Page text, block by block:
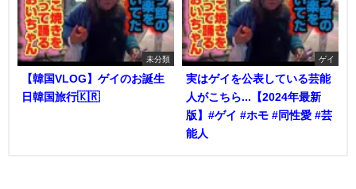
未分類
【韓国VLOG】ゲイのお誕生
日韓国旅行🇰🇷
ゲイ
実はゲイを公表している芸能
人がこちら...【2024年最新
版】#ゲイ #ホモ #同性愛 #芸
能人